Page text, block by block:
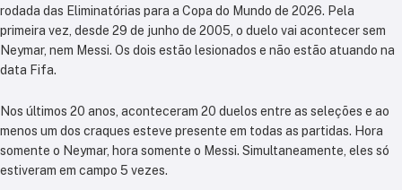
rodada das Eliminatórias para a Copa do Mundo de 2026. Pela
primeira vez, desde 29 de junho de 2005, o duelo vai acontecer sem
Neymar, nem Messi. Os dois estão lesionados e não estão atuando na
data Fifa.
Nos últimos 20 anos, aconteceram 20 duelos entre as seleções e ao
menos um dos craques esteve presente em todas as partidas. Hora
somente o Neymar, hora somente o Messi. Simultaneamente, eles só
estiveram em campo 5 vezes.